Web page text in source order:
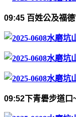
09:45 百姓公及福
09:52下青礐步道口